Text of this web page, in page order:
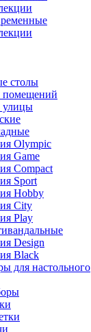
столы
помещений
улицы
Olympic
Game
Compact
Sport
Hobby
City
Play
Design
Black
для настольного